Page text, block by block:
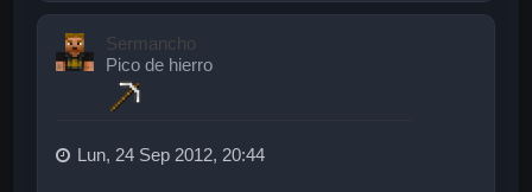
r
Sermancho
Pico de hierro
Lun, 24 Sep 2012, 20:44